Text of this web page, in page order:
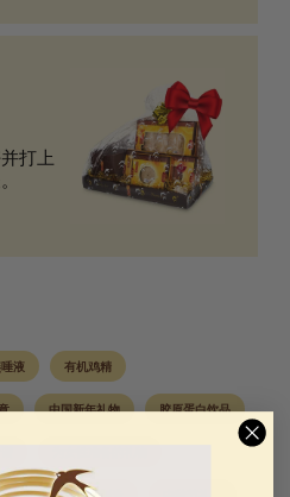
液 有机鸡精
中国新年礼物 胶原蛋白饮品
制造 美国制造
打上